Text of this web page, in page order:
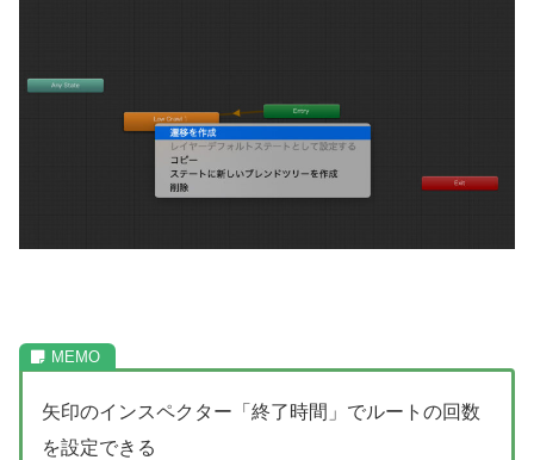
矢印のインスペクター「終了時間」でルートの回数
を設定できる